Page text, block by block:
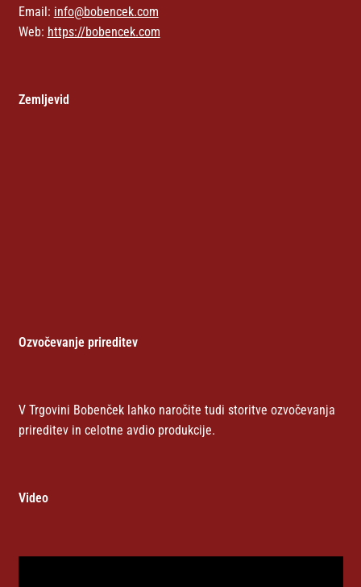
Email: info@bobencek.com
Web: https://bobencek.com
Zemljevid
Ozvočevanje prireditev
V Trgovini Bobenček lahko naročite tudi storitve ozvočevanja
prireditev in celotne avdio produkcije.
Video